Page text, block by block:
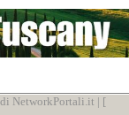
NetworkPortali.it | [